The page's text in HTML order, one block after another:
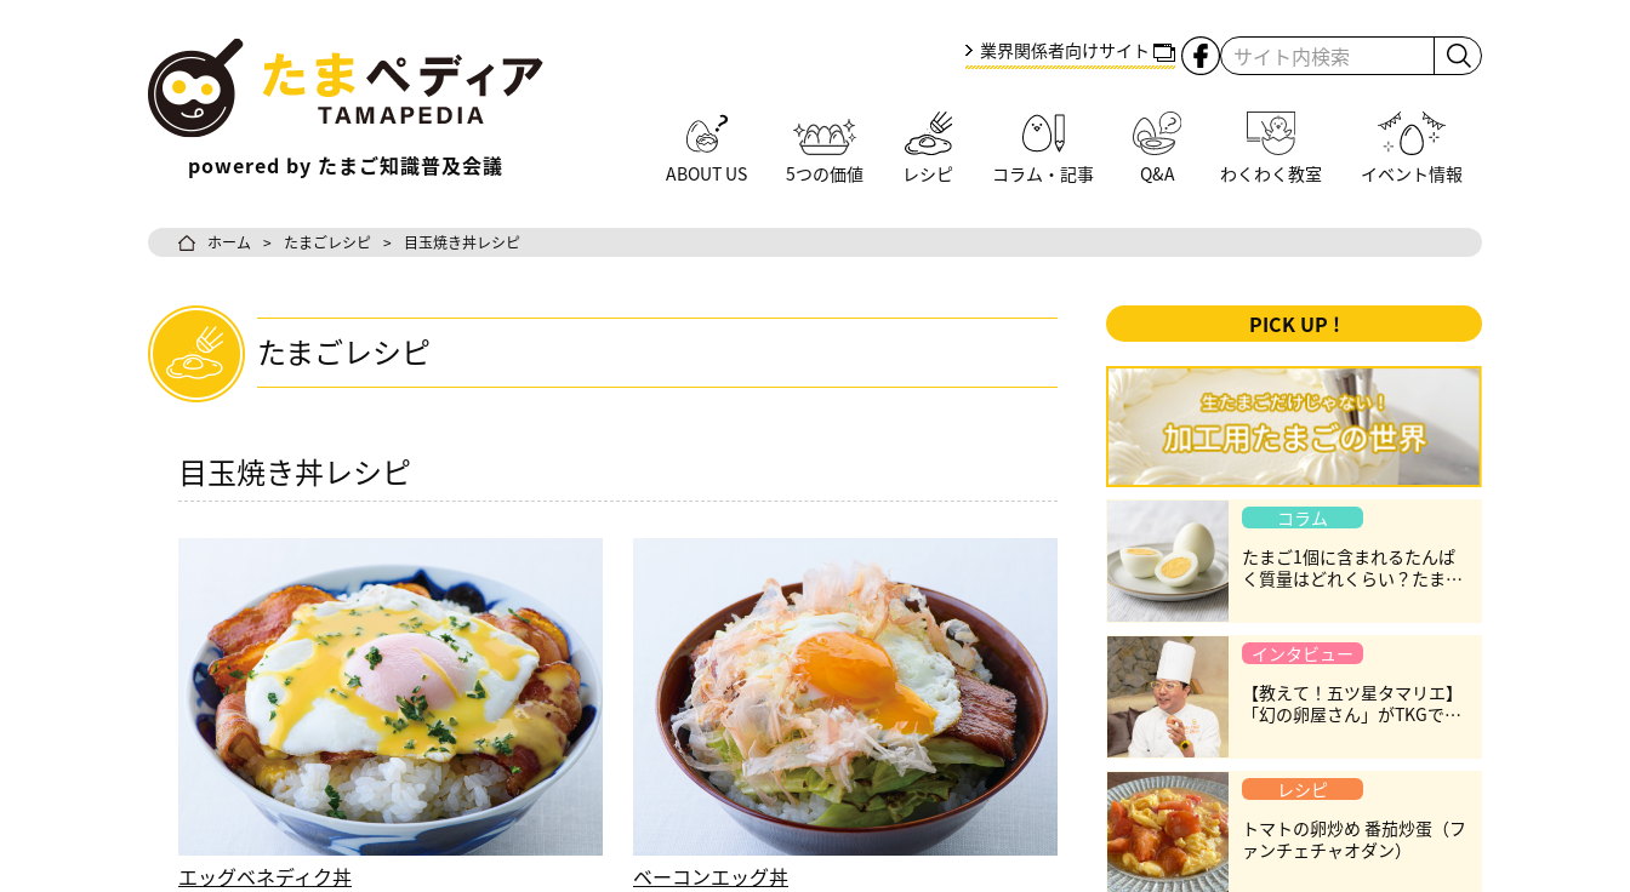
powered by たまご知識普及会議
業界関係者向けサイト
ABOUT US 5つの価値 レシピ コラム・記事 Q&A わくわく教室 イベント情報
ホーム たまごレシピ 目玉焼き丼レシピ
たまごレシピ
目玉焼き丼レシピ
エッグベネディク丼 ベーコンエッグ丼
PICK UP !
コラム
たまご1個に含まれるたんぱ
く質量はどれくらい？たまご
れ方を紹介
インタビュー
【教えて！五ツ星タマリエ】
「幻の卵屋さん」がTKGで世
値"
レシピ
トマトの卵炒め 番茄炒蛋（フ
ァンチェチャオダン）